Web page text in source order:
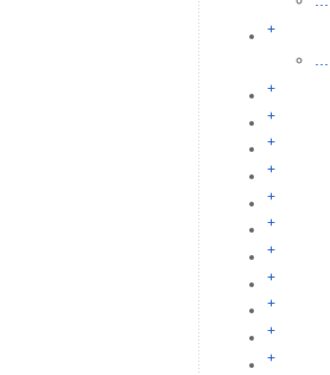
+
...
+
+
+
+
+
+
+
+
+
+
+